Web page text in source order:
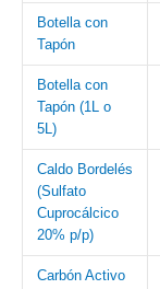
Botella con
Tapón
Botella con
Tapón (1L o
5L)
Caldo Bordelés
(Sulfato
Cuprocálcico
20% p/p)
Carbón Activo